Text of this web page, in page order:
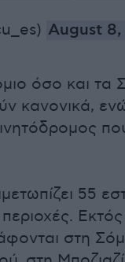
August 8,
όσο και τα
κανονικά,
55
στη